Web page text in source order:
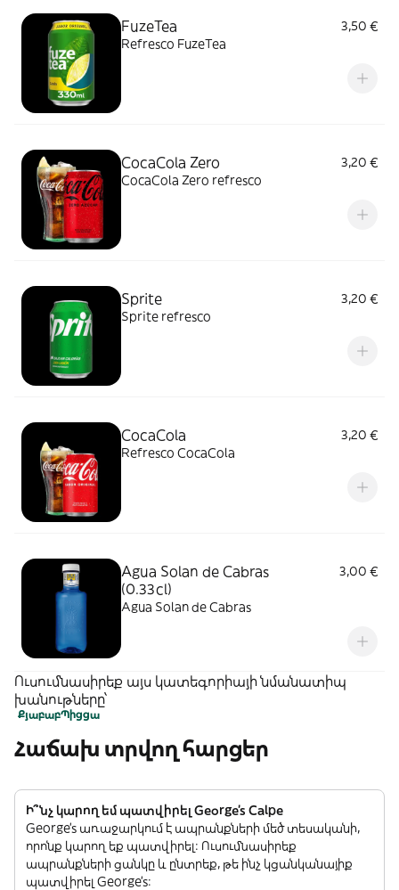
FuzeTea
3,50 €
Refresco FuzeTea
CocaCola Zero
3,20 €
CocaCola Zero refresco
Sprite
3,20 €
Sprite refresco
CocaCola
3,20 €
Refresco CocaCola
Agua Solan de Cabras
(0.33cl)
3,00 €
Agua Solan de Cabras
Ուսումնասիրեք այս կատեգորիայի նմանատիպ
խանութները՝
ՔյաբաբՊիցցա
Հաճախ տրվող հարցեր
Ի՞նչ կարող եմ պատվիրել George's Calpe
George's առաջարկում է ապրանքների մեծ տեսականի,
որոնք կարող եք պատվիրել: Ուսումնասիրեք
ապրանքների ցանկը և ընտրեք, թե ինչ կցանկանայիք
պատվիրել George's: